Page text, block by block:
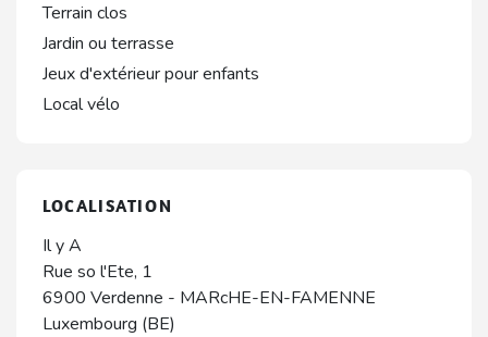
Terrain clos
Jardin ou terrasse
Jeux d'extérieur pour enfants
Local vélo
LOCALISATION
Il y A
Rue so l'Ete, 1
6900 Verdenne - MARcHE-EN-FAMENNE
Luxembourg (BE)